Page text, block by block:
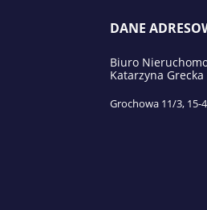
DANE
Biuro
Katarzyna Grecka
Grochowa 11/3, 15-